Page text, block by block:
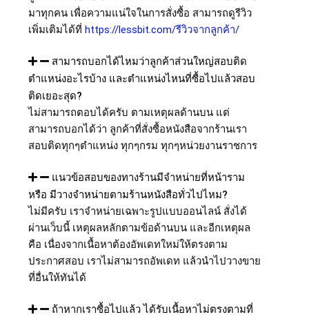
มาทุกคน เพื่อความแน่ใจในการสั่งซื้อ สามารถดูรีวิว
เพิ่มเติมได้ที่https://lessbit.com/รีวิวจากลูกค้า/
สามารถบอกได้ไหมว่าลูกค้าส่วนใหญ่สอบติด
ตำแหน่งอะไรบ้าง และตำแหน่งไหนที่ซื้อไปแล้วสอบ
ติดเยอะสุด?
ไม่สามารถตอบได้ครับ ตามเหตุผลด้านบน แต่
สามารถบอกได้ว่า ลูกค้าที่สั่งซื้อหนังสือจากร้านเรา
สอบติดทุกๆตำแหน่ง ทุกๆกรม ทุกๆหน่วยงานราชการ
แนวข้อสอบของทางร้านมีจำหน่ายที่หน้าราม
หรือ มีวางจำหน่ายตามร้านหนังสือทั่วไปไหม?
ไม่มีครับ เราจำหน่ายเฉพาะรูปแบบออนไลน์ สั่งได้
ผ่านเว็บนี้ เหตุผลหลักตามข้อด้านบน และอีกเหตุผล
คือ เนื่องจากเนื้อหาต้องอัพเดทใหม่ให้ตรงตาม
ประกาศสอบ เราไม่สามารถอัพเดท แล้วนำไปวางขาย
ที่อื่นให้ทันได้
ถ้าหากเราซื้อไปแล้ว ได้รับเนื้อหาไม่ตรงตามที่